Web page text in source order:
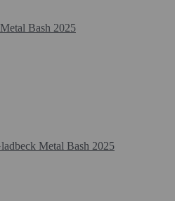
Bash 2025
Metal Bash 2025